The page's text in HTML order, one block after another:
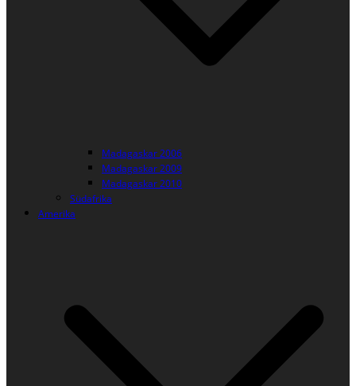
Madagaskar 2006
Madagaskar 2009
Madagaskar 2010
Südafrika
Amerika